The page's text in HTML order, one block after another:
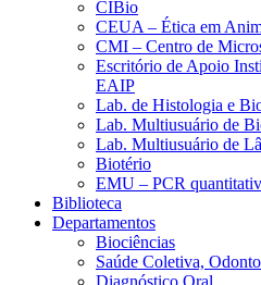
CIBio
CEUA – Ética em
CMI – Centro de
Escritório de Apoio
EAIP
Lab. de Histologia e
Lab. Multiusuário de
Lab. Multiusuário de
Biotério
EMU – PCR
Biblioteca
Departamentos
Biociências
Saúde Coletiva,
Diagnóstico Oral